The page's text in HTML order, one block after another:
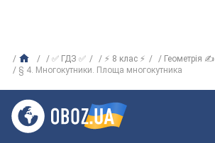
✅ ГДЗ ✅ ⚡ 8 клас ⚡ Геометрія ✍
§ 4. Многокутники. Площа многокутника